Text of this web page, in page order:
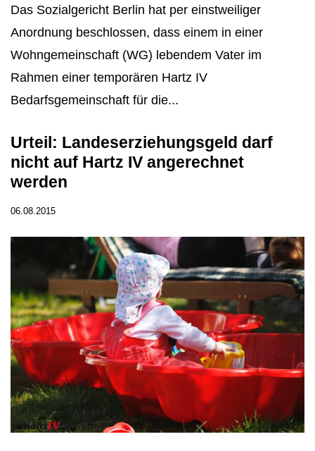
Das Sozialgericht Berlin hat per einstweiliger
Anordnung beschlossen, dass einem in einer
Wohngemeinschaft (WG) lebendem Vater im
Rahmen einer temporären Hartz IV
Bedarfsgemeinschaft für die...
Urteil: Landeserziehungsgeld darf
nicht auf Hartz IV angerechnet
werden
06.08.2015